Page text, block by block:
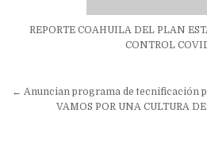
REPORTE COAHUILA DEL PLAN
CONTROL
Navegación
← Anuncian programa de tecnificación
VAMOS POR UNA CULTURA